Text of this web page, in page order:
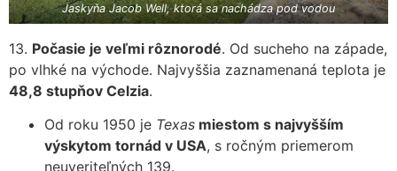
Jaskyňa Jacob Well, ktorá sa nachádza pod vodou
13. Počasie je veľmi rôznorodé. Od sucheho na západe,
po vlhké na východe. Najvyššia zaznamenaná teplota je
48,8 stupňov Celzia.
Od roku 1950 je Texas miestom s najvyšším
výskytom tornád v USA, s ročným priemerom
neuveriteľných 139.